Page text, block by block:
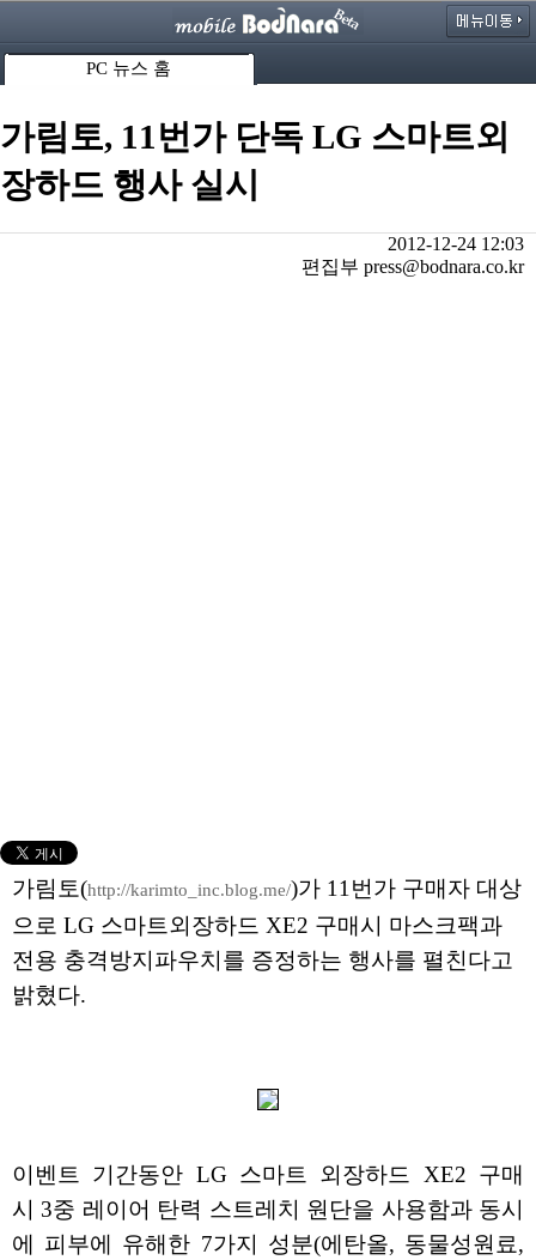
PC 뉴스 홈
가림토, 11번가 단독 LG 스마트외
장하드 행사 실시
2012-12-24 12:03
편집부 press@bodnara.co.kr
가림토(http://karimto_inc.blog.me/)가 11번가 구매자 대상
으로 LG 스마트외장하드 XE2 구매시 마스크팩과
전용 충격방지파우치를 증정하는 행사를 펼친다고
밝혔다.
이벤트 기간동안 LG 스마트 외장하드 XE2 구매
시 3중 레이어 탄력 스트레치 원단을 사용함과 동시
에 피부에 유해한 7가지 성분(에탄올, 동물성원료,